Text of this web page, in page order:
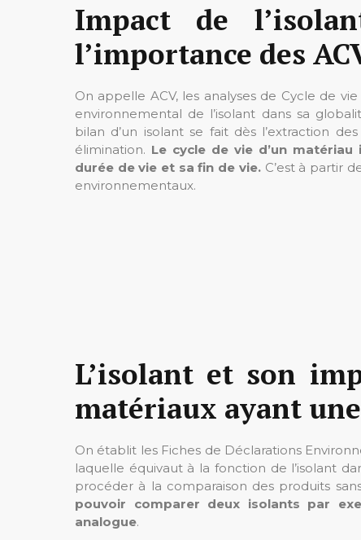
Impact de
l’importance des
On appelle ACV, les analyses de Cycle de
environnemental de l’isolant dans sa
bilan d’un isolant se fait dès l’extraction
élimination. Le cycle de vie d’un
durée de vie et sa fin de vie. C’est à partir
environnementaux.
L’isolant et son
matériaux ayant une
On établit les Fiches de Déclarations
laquelle équivaut à la fonction de l’isolant
procéder à la comparaison des produits
pouvoir comparer deux isolants par
analogue.